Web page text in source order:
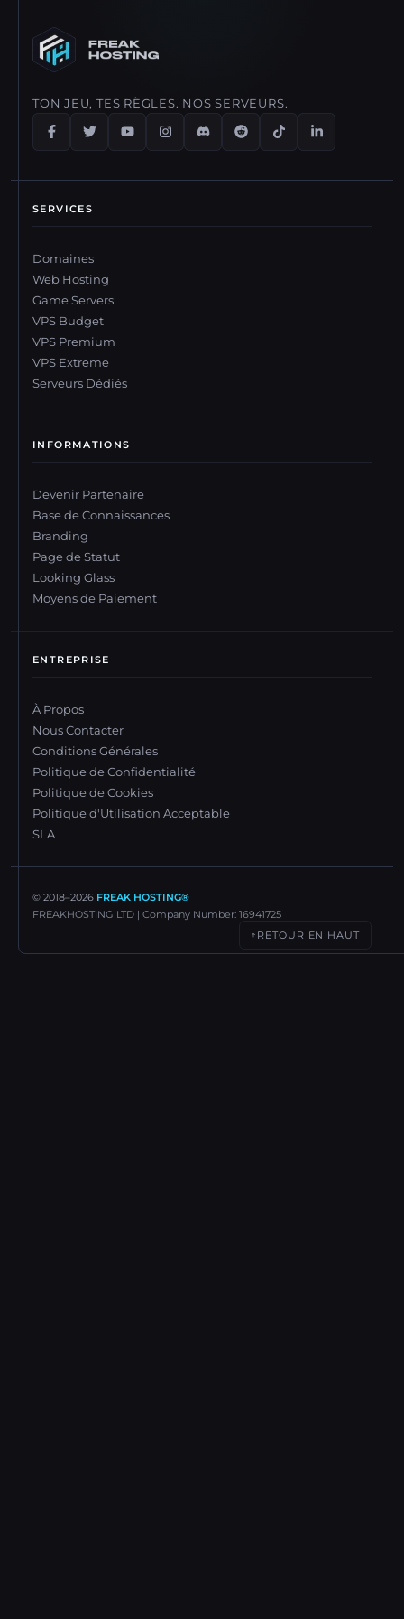
TON JEU, TES RÈGLES. NOS SERVEURS.
SERVICES
Domaines
Web Hosting
Game Servers
VPS Budget
VPS Premium
VPS Extreme
Serveurs Dédiés
INFORMATIONS
Devenir Partenaire
Base de Connaissances
Branding
Page de Statut
Looking Glass
Moyens de Paiement
ENTREPRISE
À Propos
Nous Contacter
Conditions Générales
Politique de Confidentialité
Politique de Cookies
Politique d'Utilisation Acceptable
SLA
© 2018–2026 FREAK HOSTING®
FREAKHOSTING LTD | Company Number: 16941725
↑ RETOUR EN HAUT